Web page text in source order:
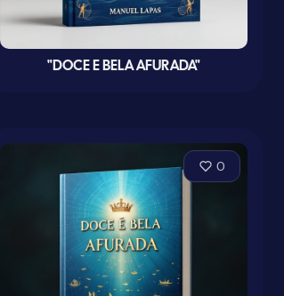
"DOCE E BELA AFURADA"
0